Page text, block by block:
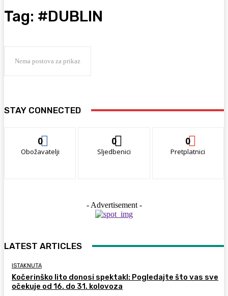
Tag: #DUBLIN
Nema postova za prikaz
STAY CONNECTED
0
Obožavatelji
0
Sljedbenici
0
Pretplatnici
- Advertisement -
LATEST ARTICLES
ISTAKNUTA
Kočerinško lito donosi spektakl: Pogledajte što vas sve
očekuje od 16. do 31. kolovoza